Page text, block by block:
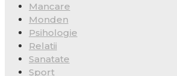
Mancare
Monden
Psihologie
Relatii
Sanatate
Sport